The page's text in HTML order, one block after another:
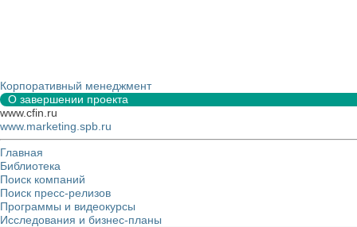
Корпоративный менеджмент
О завершении проекта
www.cfin.ru
www.marketing.spb.ru
Главная
Библиотека
Поиск компаний
Поиск пресс-релизов
Программы и видеокурсы
Исследования и бизнес-планы